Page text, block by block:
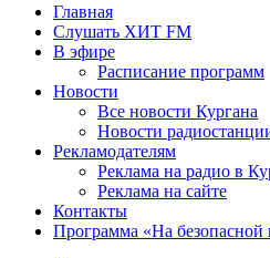
Главная
Слушать ХИТ FM
В эфире
Расписание программ
Новости
Все новости Кургана
Новости
Рекламодателям
Реклама на радио в
Реклама на сайте
Контакты
Программа «На безопасной